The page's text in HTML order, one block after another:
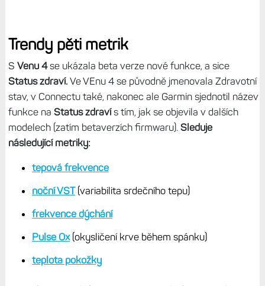
Trendy pěti metrik
S Venu 4se ukázala beta verze nové funkce, a sice
Status zdraví. Ve VEnu 4 se původně jmenovala Zdravotní
stav, v Connectu také, nakonec ale Garmin sjednotil název
funkce na Status zdravís tím, jak se objevila v dalších
modelech (zatím betaverzích firmwaru). Sleduje
následující metriky:
tepová frekvence
noční VST(variabilita srdečního tepu)
frekvence dýchání
Pulse Ox(okysličení krve během spánku)
teplota pokožky